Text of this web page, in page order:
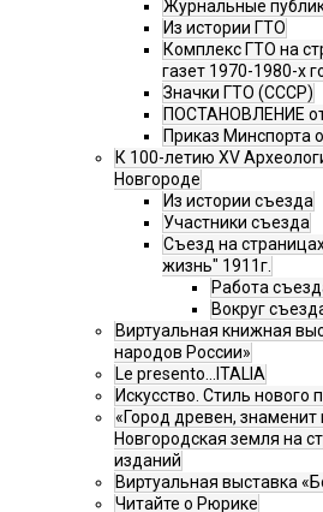
Журнальные
Из истории ГТО
Комплекс ГТО на
газет 1970-1980-х
Значки ГТО (СССР)
ПОСТАНОВЛЕНИЕ
Приказ Минспорта
К 100-летию XV
Новгороде
Из истории съезда
Участники съезда
Cъезд на
жизнь" 1911г.
Работа
Вокруг
Виртуальная книжная
народов России»
Le presento...ITALIA
Искусство. Стиль нового
«Город древен, знаменит
Новгородская земля на
изданий
Виртуальная выставка
Читайте о Рюрике